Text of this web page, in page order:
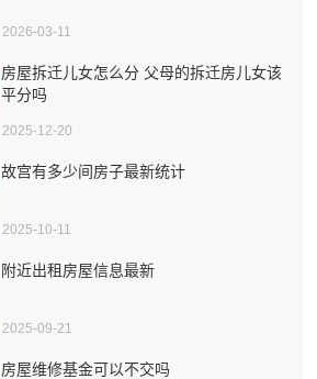
2026-03-11
房屋拆迁儿女怎么分 父母的拆迁房儿女该
平分吗
2025-12-20
故宫有多少间房子最新统计
2025-10-11
附近出租房屋信息最新
2025-09-21
房屋维修基金可以不交吗